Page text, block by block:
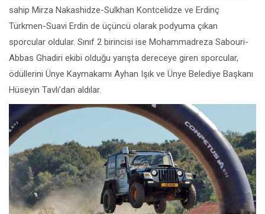
sahip Mirza Nakashidze-Sulkhan Kontcelidze ve Erdinç
Türkmen-Suavi Erdin de üçüncü olarak podyuma çıkan
sporcular oldular. Sınıf 2 birincisi ise Mohammadreza Sabouri-
Abbas Ghadiri ekibi olduğu yarışta dereceye giren sporcular,
ödüllerini Ünye Kaymakamı Ayhan Işık ve Ünye Belediye Başkanı
Hüseyin Tavlı’dan aldılar.